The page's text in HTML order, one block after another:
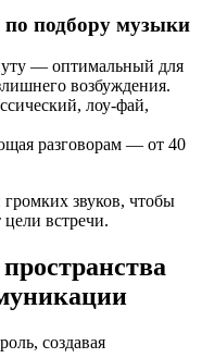
по подбору музыки
— оптимальный для
возбуждения.
лоу-фай,
разговорам — от 40
громких звуков, чтобы
цели встречи.
создавая